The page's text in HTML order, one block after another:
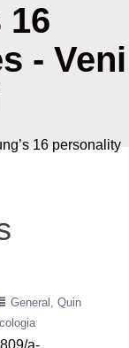
16
- Veni
16 personality
General
Quin
a-